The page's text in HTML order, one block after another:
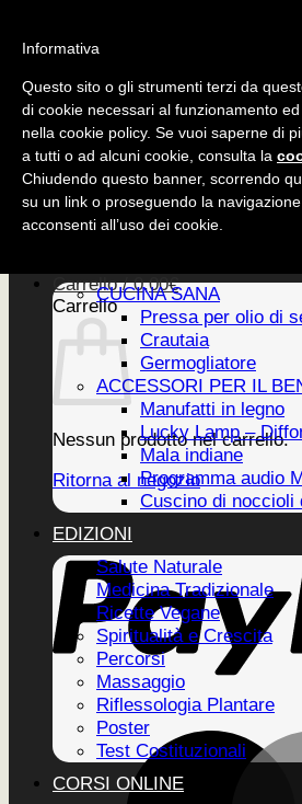
ACCESSORI
CUCINA SANA
ACCESSORI
EDIZIONI
Carrello /0,00€
Carrello
Nessun prodotto nel carrello.
Ritorna al negozio
Home
CUCINA SANA
Pressa per olio di
Crautaia
Germogliatore
ACCESSORI PER IL
Manufatti in legno
Lucky Lamp –
Mala indiane
Programma audio
Cuscino di noccioli
EDIZIONI
Salute Naturale
Medicina Tradizionale
Ricette Vegane
Spiritualità e Crescita
Percorsi
Massaggio
Riflessologia Plantare
Poster
Test Costituzionali
CORSI ONLINE
Informativa
Questo sito o gli strumenti terzi da
di cookie necessari al funzionamento
nella cookie policy. Se vuoi saperne di
a tutti o ad alcuni cookie, consulta la
Chiudendo questo banner, scorrendo
su un link o proseguendo la
acconsenti all’uso dei cookie.